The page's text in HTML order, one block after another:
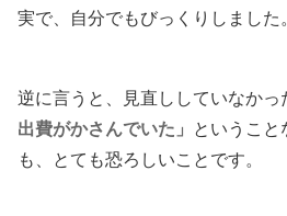
実で、自分でもびっくりしました
逆に言うと、見直ししていなかっ
出費がかさんでいた」
ということ
も、とても恐ろしいことです。